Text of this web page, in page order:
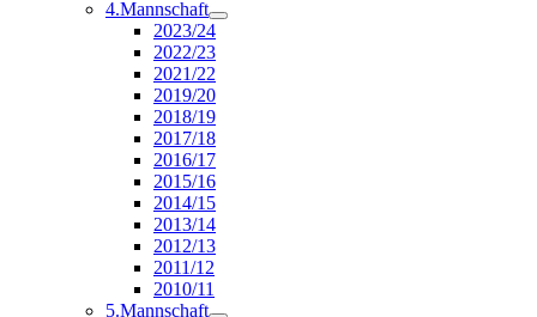
4.Mannschaft
2023/24
2022/23
2021/22
2019/20
2018/19
2017/18
2016/17
2015/16
2014/15
2013/14
2012/13
2011/12
2010/11
5.Mannschaft